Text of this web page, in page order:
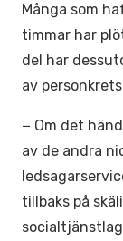
Många som
timmar har
del har
av personkrets
− Om det
av de andra
tillbaks på